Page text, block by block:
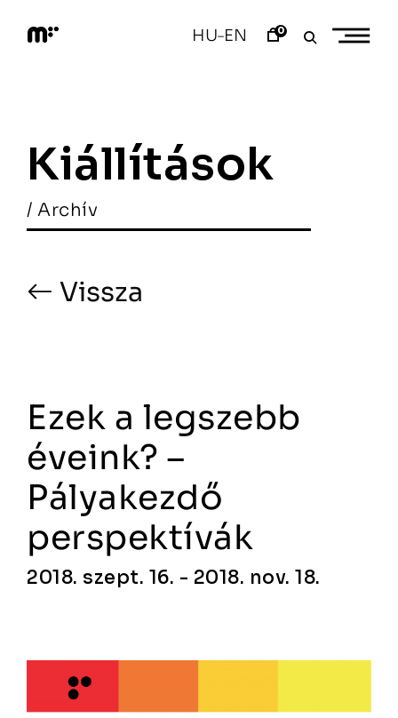
content
r
HU–EN 0
Kiállítások
/ Archív
Vissza
Ezek a legszebb
éveink? –
Pályakezdő
perspektívák
2018. szept. 16. - 2018. nov. 18.